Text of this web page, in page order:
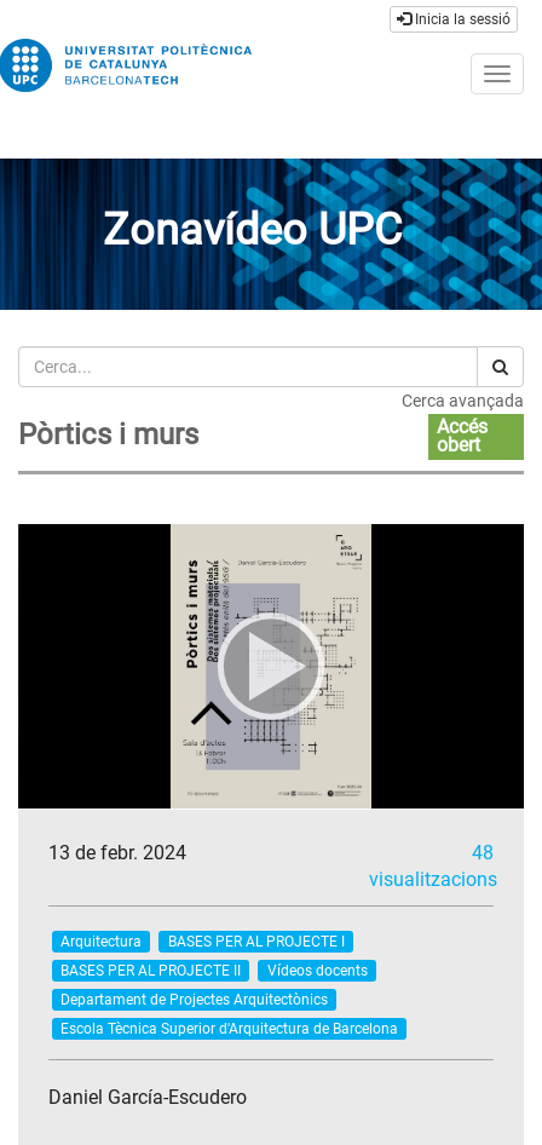
Inicia la sessió
Zonavídeo UPC
Cerca
Cerca avançada
Pòrtics i murs
Accés
obert
13 de febr. 2024
48
visualitzacions
Arquitectura
BASES PER AL PROJECTE I
BASES PER AL PROJECTE II
Vídeos docents
Departament de Projectes Arquitectònics
Escola Tècnica Superior d'Arquitectura de Barcelona
Daniel García-Escudero